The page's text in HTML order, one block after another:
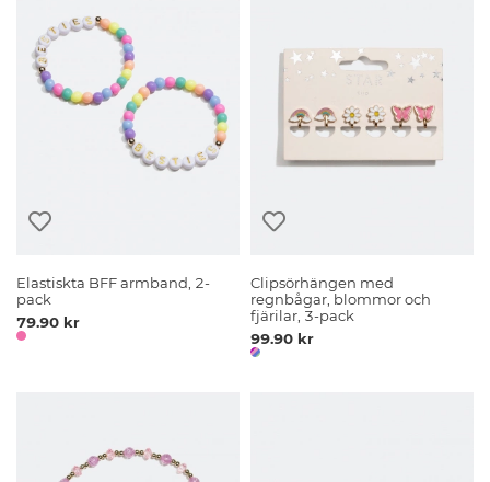
Elastiskta BFF armband, 2-
pack
79.90 kr
Clipsörhängen med
regnbågar, blommor och
fjärilar, 3-pack
99.90 kr